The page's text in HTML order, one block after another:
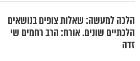
הלכה למעשה: שאלות צופים בנושאים
הלכתיים שונים. אורח: הרב רחמים שי
זדה